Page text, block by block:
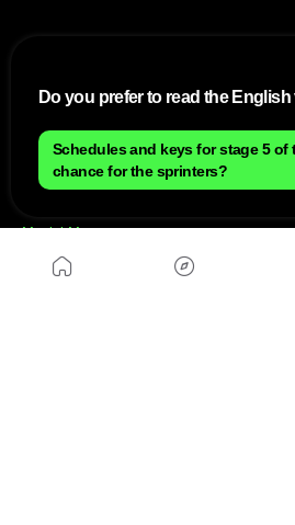
Plan du site
Travailler avec nous
SITES D'AMIS
MusickMag
SUIVEZ-NOUS
Do you prefer to read the
Schedules and keys for stage 5 of
chance for the sprinters?